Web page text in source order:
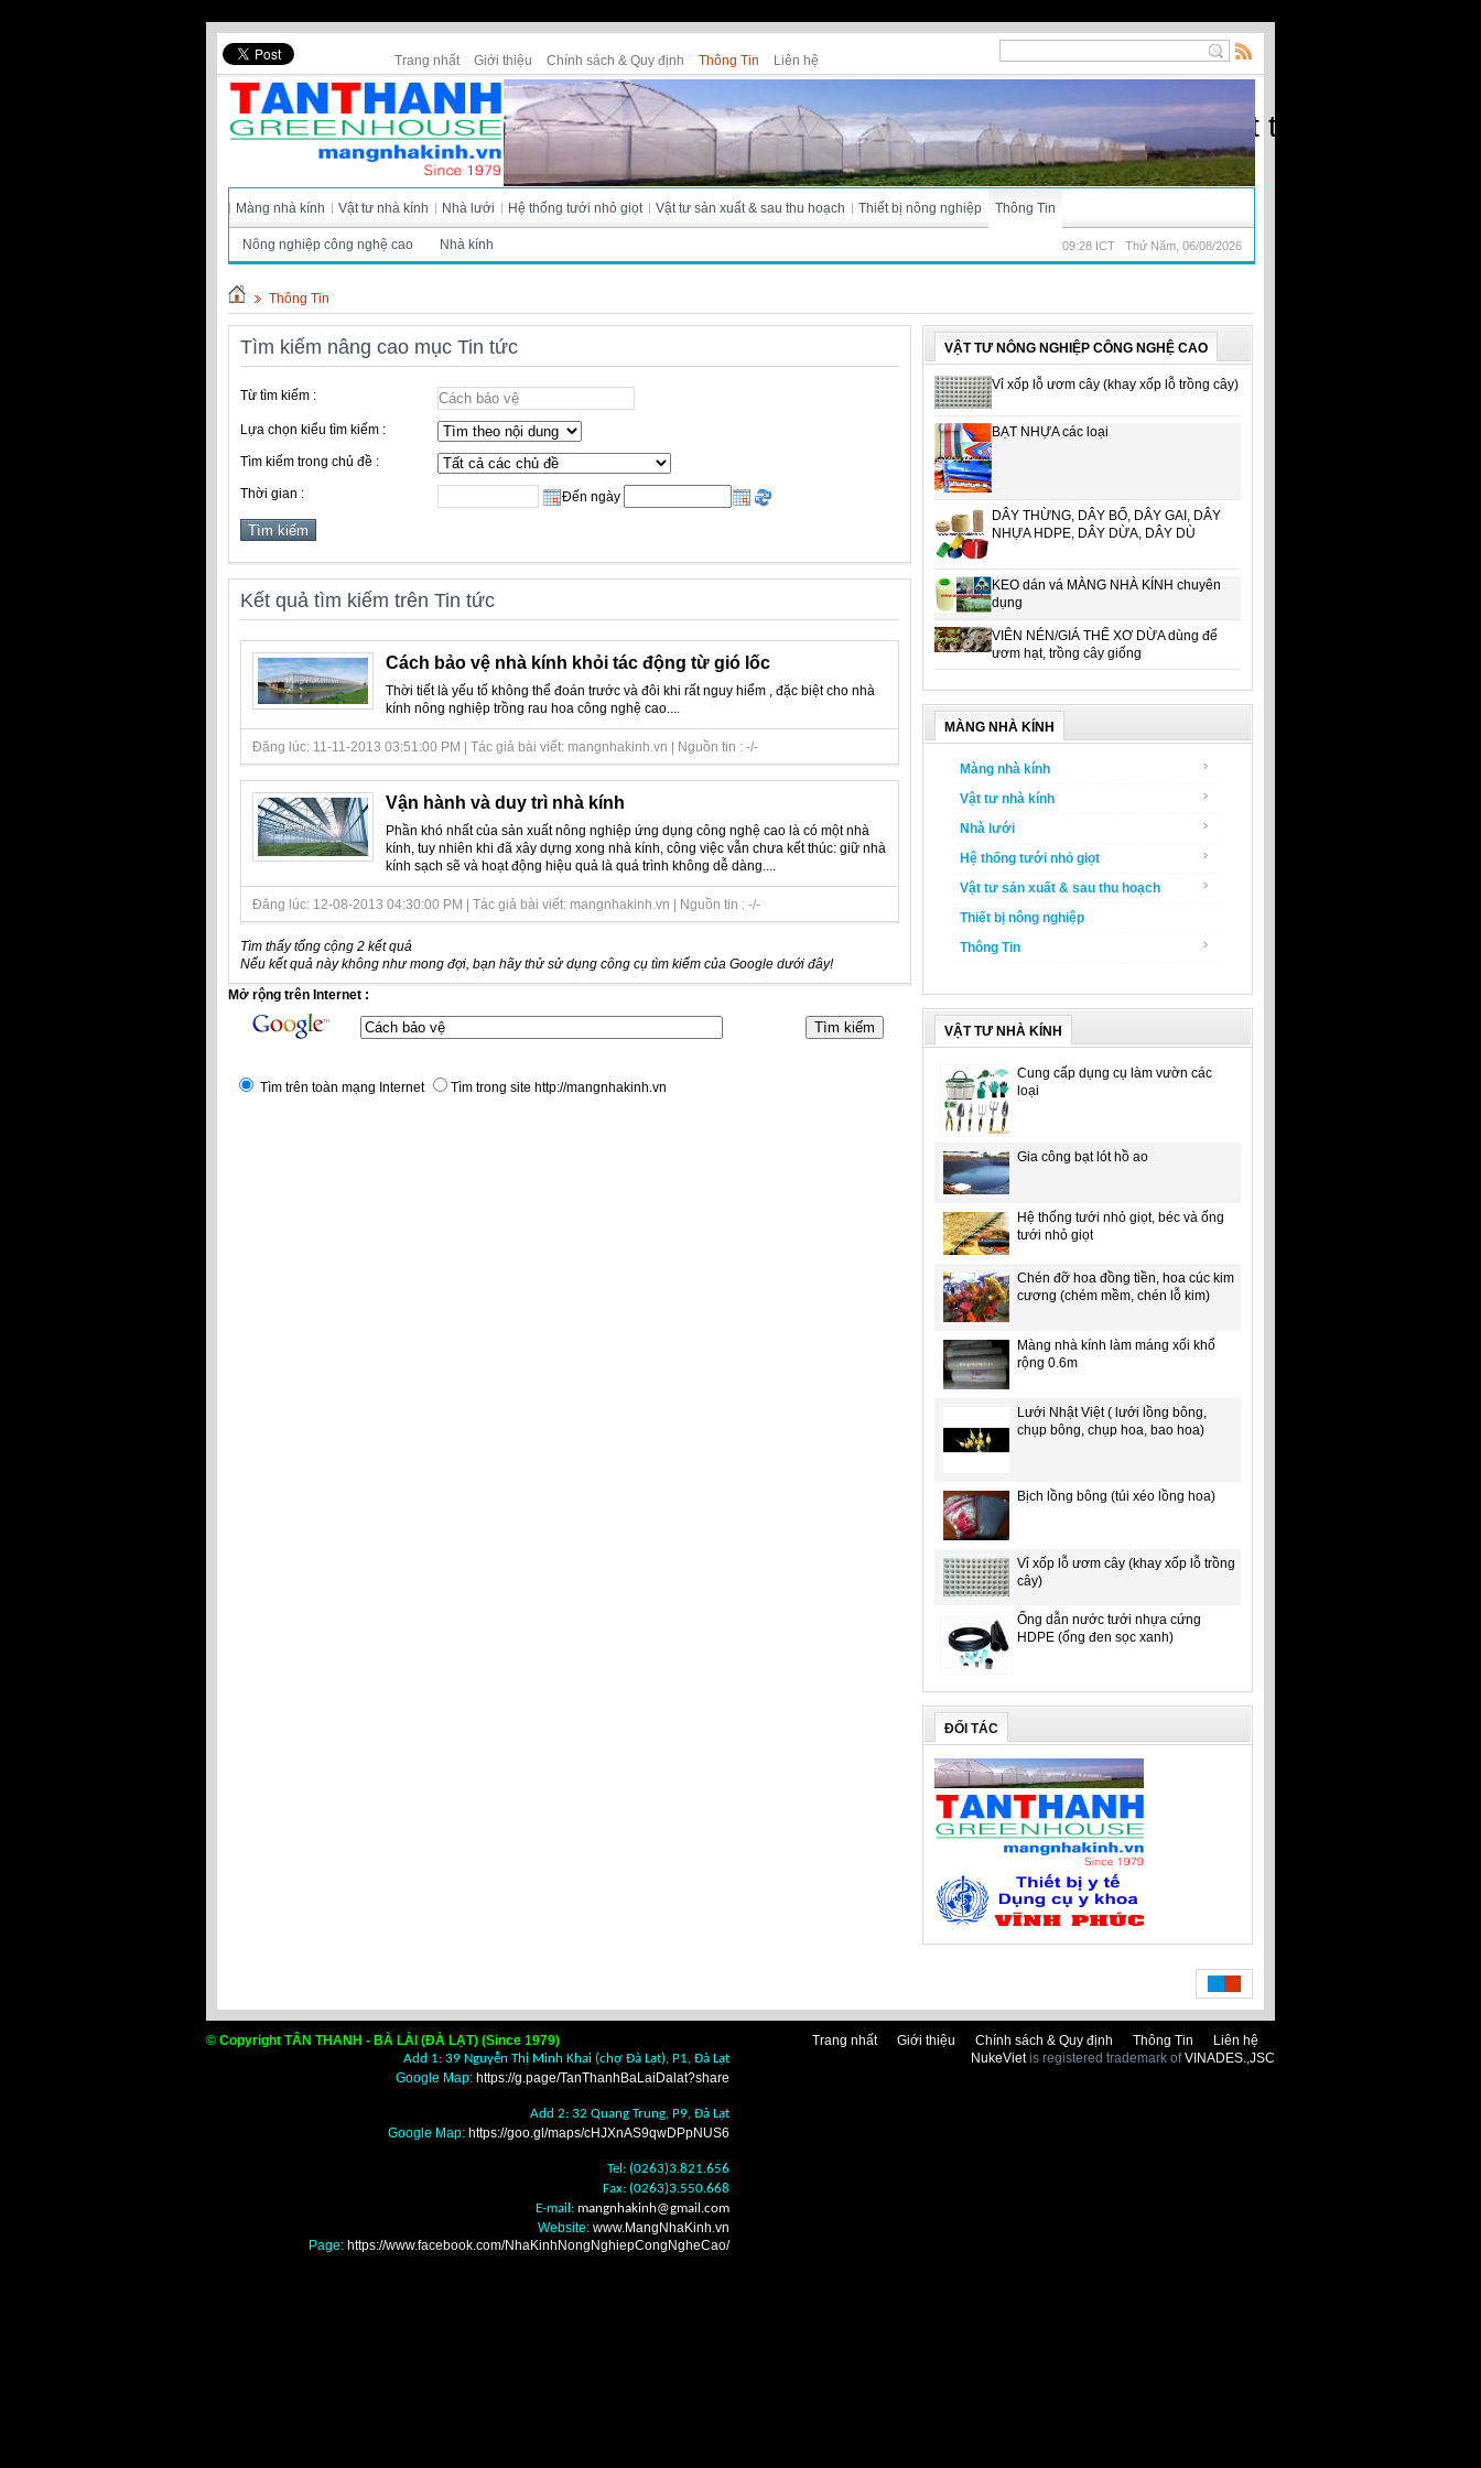
Trang nhất Giới thiệu Chính sách & Quy định Thông Tin Liên hệ
Cửa hàng Tân Thanh - Bà Lài (Đà Lạt) - Nhà kính, vật tư nông nghiệp
Màng nhà kính Vật tư nhà kính Nhà lưới Hệ thống tưới nhỏ giọt Vật tư sản xuất & sau thu hoạch Thiết bị nông nghiệp Thông Tin
Nông nghiệp công nghệ cao Nhà kính 09:28 ICT Thứ Năm, 06/08/2026
Thông Tin
Tìm kiếm nâng cao mục Tin tức
Từ tìm kiếm :
Lựa chọn kiểu tìm kiếm :
Tìm kiếm trong chủ đề :
Thời gian : Đến ngày
Kết quả tìm kiếm trên Tin tức
Cách bảo vệ nhà kính khỏi tác động từ gió lốc
Thời tiết là yếu tố không thể đoán trước và đôi khi rất nguy hiểm , đặc biệt cho nhà
kính nông nghiệp trồng rau hoa công nghệ cao....
Đăng lúc: 11-11-2013 03:51:00 PM | Tác giả bài viết: mangnhakinh.vn | Nguồn tin : -/-
Vận hành và duy trì nhà kính
Phần khó nhất của sản xuất nông nghiệp ứng dụng công nghệ cao là có một nhà
kính, tuy nhiên khi đã xây dựng xong nhà kính, công việc vẫn chưa kết thúc: giữ nhà
kính sạch sẽ và hoạt động hiệu quả là quá trình không dễ dàng....
Đăng lúc: 12-08-2013 04:30:00 PM | Tác giả bài viết: mangnhakinh.vn | Nguồn tin : -/-
Tìm thấy tổng cộng 2 kết quả
Nếu kết quả này không như mong đợi, bạn hãy thử sử dụng công cụ tìm kiếm của Google dưới đây!
Mở rộng trên Internet :
Tìm trên toàn mạng Internet Tìm trong site http://mangnhakinh.vn
VẬT TƯ NÔNG NGHIỆP CÔNG NGHỆ CAO
Vỉ xốp lỗ ươm cây (khay xốp lỗ trồng cây)
BẠT NHỰA các loại
DÂY THỪNG, DÂY BỐ, DÂY GAI, DÂY
NHỰA HDPE, DÂY DỪA, DÂY DÙ
KEO dán vá MÀNG NHÀ KÍNH chuyên
dụng
VIÊN NÉN/GIÁ THỂ XƠ DỪA dùng để
ươm hạt, trồng cây giống
MÀNG NHÀ KÍNH
Màng nhà kính
Vật tư nhà kính
Nhà lưới
Hệ thống tưới nhỏ giọt
Vật tư sản xuất & sau thu hoạch
Thiết bị nông nghiệp
Thông Tin
VẬT TƯ NHÀ KÍNH
Cung cấp dụng cụ làm vườn các
loại
Gia công bạt lót hồ ao
Hệ thống tưới nhỏ giọt, béc và ống
tưới nhỏ giọt
Chén đỡ hoa đồng tiền, hoa cúc kim
cương (chém mềm, chén lỗ kim)
Màng nhà kính làm máng xối khổ
rộng 0.6m
Lưới Nhật Việt ( lưới lồng bông,
chụp bông, chụp hoa, bao hoa)
Bịch lồng bông (túi xéo lồng hoa)
Vỉ xốp lỗ ươm cây (khay xốp lỗ trồng
cây)
Ống dẫn nước tưới nhựa cứng
HDPE (ống đen sọc xanh)
ĐỐI TÁC
© Copyright TÂN THANH - BÀ LÀI (ĐÀ LẠT) (Since 1979)
Add 1: 39 Nguyễn Thị Minh Khai (chợ Đà Lạt), P1, Đà Lạt
Google Map: https://g.page/TanThanhBaLaiDalat?share
Add 2: 32 Quang Trung, P9, Đà Lạt
Google Map: https://goo.gl/maps/cHJXnAS9qwDPpNUS6
Tel: (0263)3.821.656
Fax: (0263)3.550.668
E-mail: mangnhakinh@gmail.com
Website: www.MangNhaKinh.vn
Page: https://www.facebook.com/NhaKinhNongNghiepCongNgheCao/
Trang nhất Giới thiệu Chính sách & Quy định Thông Tin
Liên hệ
NukeVietis registered trademark ofVINADES.,JSC